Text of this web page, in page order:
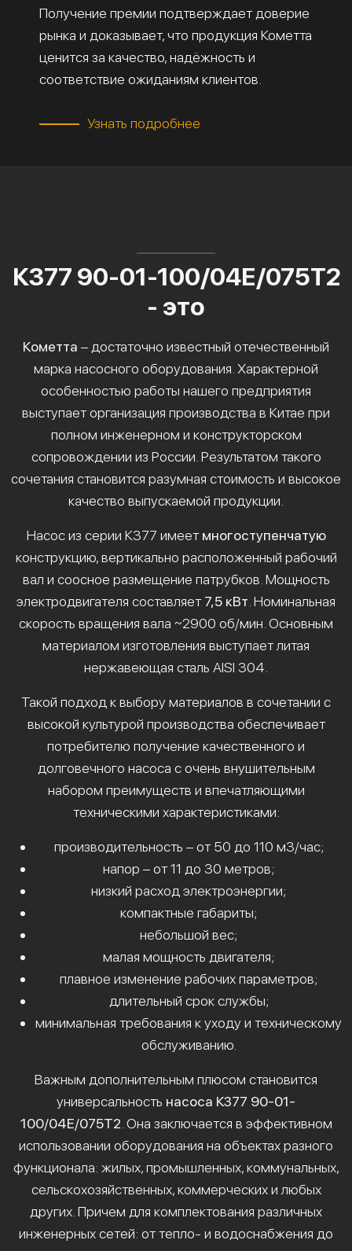
Получение премии подтверждает доверие
рынка и доказывает, что продукция Кометта
ценится за качество, надёжность и
соответствие ожиданиям клиентов.
Узнать подробнее
К377 90-01-100/04Е/075Т2
- это
Кометта – достаточно известный отечественный
марка насосного оборудования. Характерной
особенностью работы нашего предприятия
выступает организация производства в Китае при
полном инженерном и конструкторском
сопровождении из России. Результатом такого
сочетания становится разумная стоимость и высокое
качество выпускаемой продукции.
Насос из серии К377 имеет многоступенчатую
конструкцию, вертикально расположенный рабочий
вал и соосное размещение патрубков. Мощность
электродвигателя составляет 7,5 кВт . Номинальная
скорость вращения вала ~2900 об/мин. Основным
материалом изготовления выступает литая
нержавеющая сталь AISI 304.
Такой подход к выбору материалов в сочетании с
высокой культурой производства обеспечивает
потребителю получение качественного и
долговечного насоса с очень внушительным
набором преимуществ и впечатляющими
техническими характеристиками:
производительность – от 50 до 110 м3/час;
напор – от 11 до 30 метров;
низкий расход электроэнергии;
компактные габариты;
небольшой вес;
малая мощность двигателя;
плавное изменение рабочих параметров;
длительный срок службы;
минимальная требования к уходу и техническому
обслуживанию.
Важным дополнительным плюсом становится
универсальность насоса К377 90-01-
100/04Е/075Т2 . Она заключается в эффективном
использовании оборудования на объектах разного
функционала: жилых, промышленных, коммунальных,
сельскохозяйственных, коммерческих и любых
других. Причем для комплектования различных
инженерных сетей: от тепло- и водоснабжения до